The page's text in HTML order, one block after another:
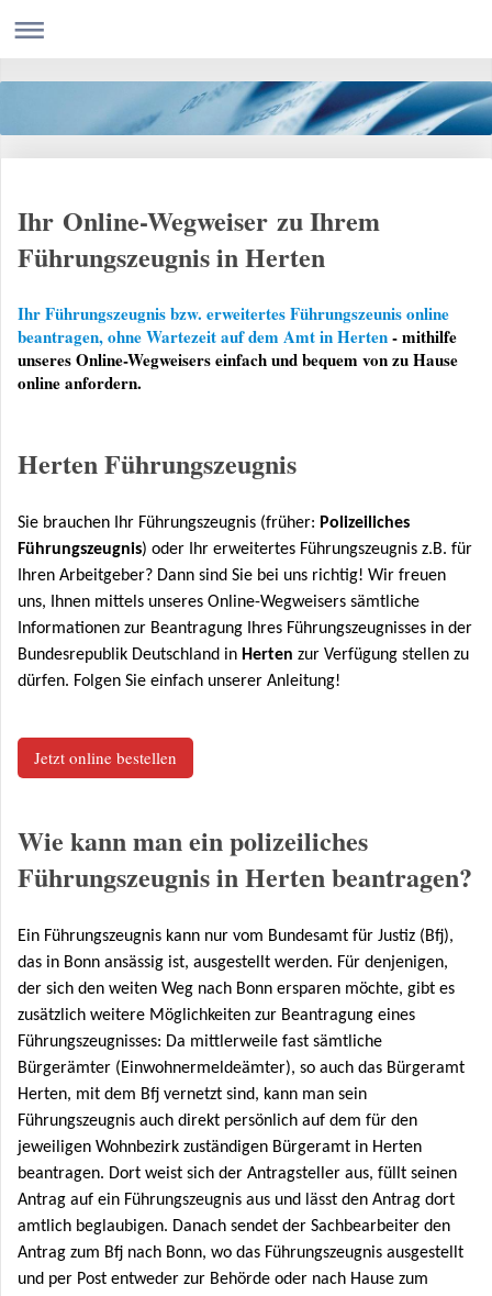
Ihr Online-Wegweiser zu Ihrem
Führungszeugnis in Herten
Ihr Führungszeugnis bzw. erweitertes Führungszeunis online
beantragen, ohne Wartezeit auf dem Amt in Herten- mithilfe
unseres Online-Wegweisers einfach und bequem von zu Hause
online anfordern.
Herten Führungszeugnis
Sie brauchen Ihr Führungszeugnis (früher: Polizeiliches
Führungszeugnis) oder Ihr erweitertes Führungszeugnis z.B. für
Ihren Arbeitgeber? Dann sind Sie bei uns richtig! Wir freuen
uns, Ihnen mittels unseres Online-Wegweisers sämtliche
Informationen zur Beantragung Ihres Führungszeugnisses in der
Bundesrepublik Deutschland in Herten zur Verfügung stellen zu
dürfen. Folgen Sie einfach unserer Anleitung!
Jetzt online bestellen
Wie kann man ein polizeiliches
Führungszeugnis in Herten beantragen?
Ein Führungszeugnis kann nur vom Bundesamt für Justiz (Bfj),
das in Bonn ansässig ist, ausgestellt werden. Für denjenigen,
der sich den weiten Weg nach Bonn ersparen möchte, gibt es
zusätzlich weitere Möglichkeiten zur Beantragung eines
Führungszeugnisses: Da mittlerweile fast sämtliche
Bürgerämter (Einwohnermeldeämter), so auch das Bürgeramt
Herten, mit dem Bfj vernetzt sind, kann man sein
Führungszeugnis auch direkt persönlich auf dem für den
jeweiligen Wohnbezirk zuständigen Bürgeramt in Herten
beantragen. Dort weist sich der Antragsteller aus, füllt seinen
Antrag auf ein Führungszeugnis aus und lässt den Antrag dort
amtlich beglaubigen. Danach sendet der Sachbearbeiter den
Antrag zum Bfj nach Bonn, wo das Führungszeugnis ausgestellt
und per Post entweder zur Behörde oder nach Hause zum